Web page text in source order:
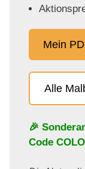
Mein
Alle
🎉
Code